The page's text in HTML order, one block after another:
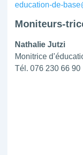
education-de-
Moniteurs-
Nathalie Jutzi
Monitrice
Tél. 076 230 66 90